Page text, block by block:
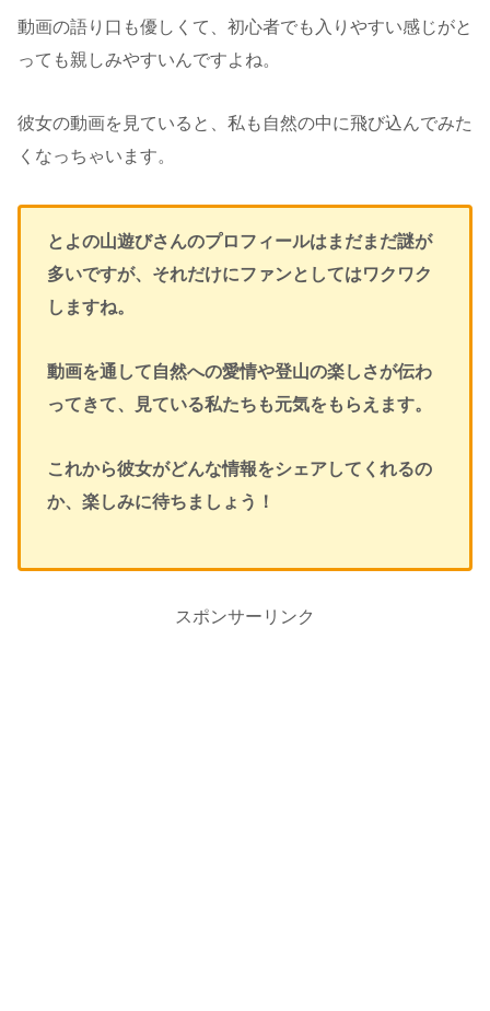
動画の語り口も優しくて、初心者でも入りやすい感じがと
っても親しみやすいんですよね。
彼女の動画を見ていると、私も自然の中に飛び込んでみた
くなっちゃいます。
とよの山遊びさんのプロフィールはまだまだ謎が
多いですが、それだけにファンとしてはワクワク
しますね。
動画を通して自然への愛情や登山の楽しさが伝わ
ってきて、見ている私たちも元気をもらえます。
これから彼女がどんな情報をシェアしてくれるの
か、楽しみに待ちましょう！
スポンサーリンク